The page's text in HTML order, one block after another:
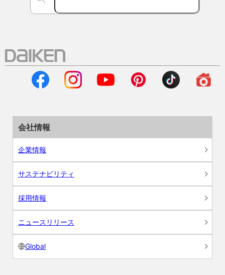
会社情報
企業情報
サステナビリティ
採用情報
ニュースリリース
Global